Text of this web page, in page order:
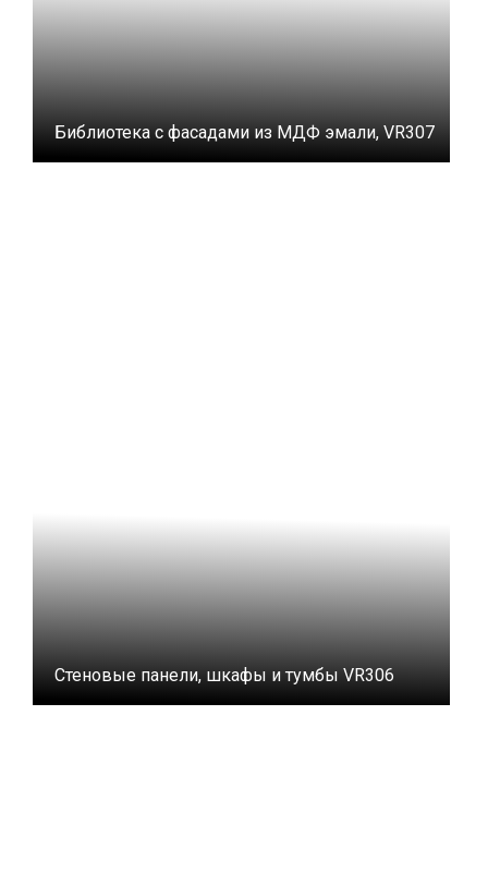
Библиотека с фасадами из МДФ эмали, VR307
Стеновые панели, шкафы и тумбы VR306